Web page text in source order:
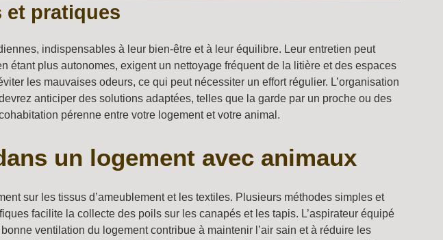
et pratiques
indispensables à leur bien-être et à leur équilibre. Leur entretien peut
plus autonomes, exigent un nettoyage fréquent de la litière et des espaces
les mauvaises odeurs, ce qui peut nécessiter un effort régulier. L’organisation
anticiper des solutions adaptées, telles que la garde par un proche ou des
pérenne entre votre logement et votre animal.
un logement avec animaux
sur les tissus d’ameublement et les textiles. Plusieurs méthodes simples et
facilite la collecte des poils sur les canapés et les tapis. L’aspirateur équipé
ventilation du logement contribue à maintenir l’air sain et à réduire les